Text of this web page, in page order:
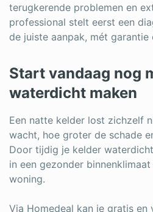
terugkerende problemen en
professional stelt eerst een
de juiste aanpak, mét garantie
Start vandaag nog
waterdicht maken
Een natte kelder lost zichzelf
wacht, hoe groter de schade
Door tijdig je kelder
in een gezonder
woning.
Via Homedeal kan je gratis en